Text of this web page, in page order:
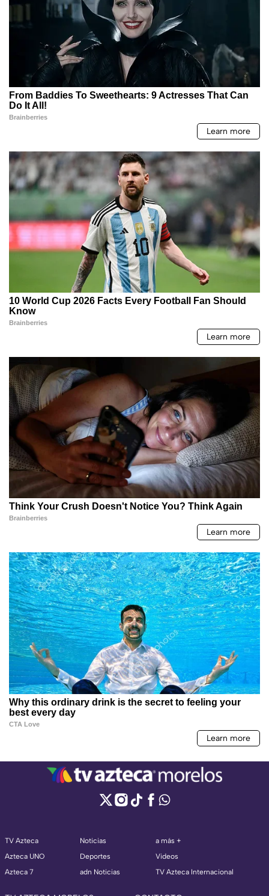
TV Azteca
Azteca UNO
Azteca 7
Noticias
Deportes
adn Noticias
a más +
Videos
TV Azteca Internacional